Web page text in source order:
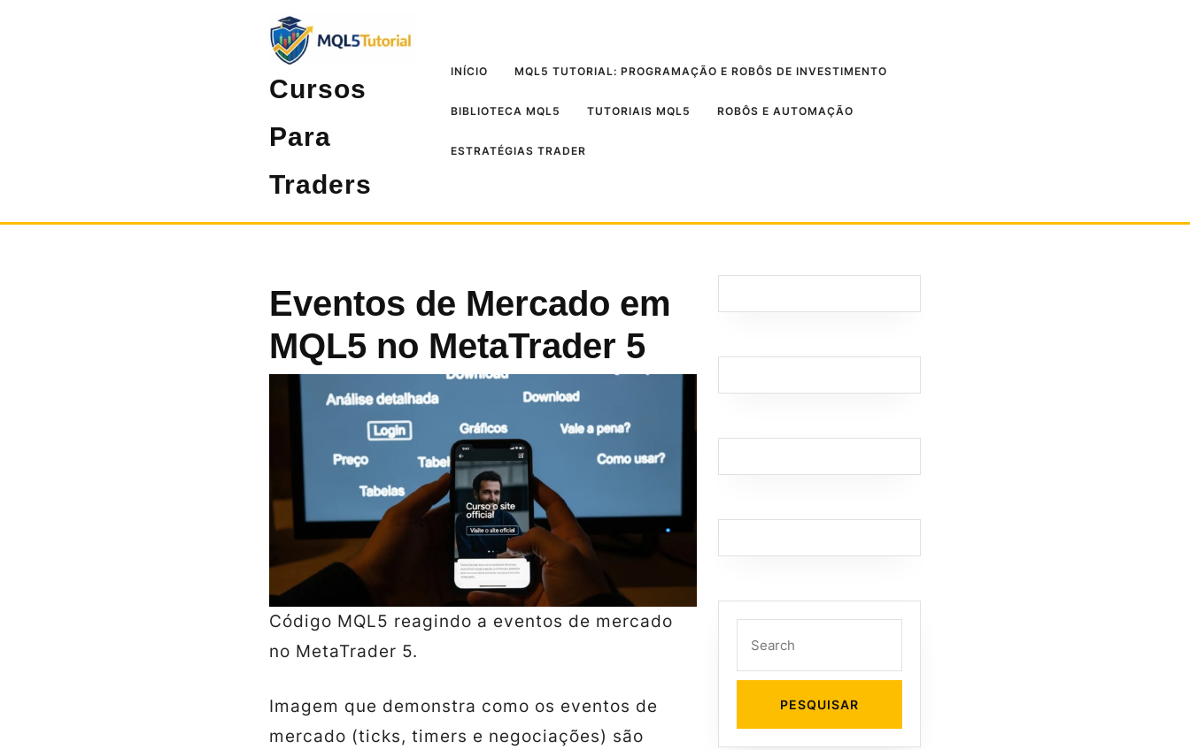
Cursos
Para
Traders
INÍCIO MQL5 TUTORIAL: PROGRAMAÇÃO E ROBÔS DE INVESTIMENTO
BIBLIOTECA MQL5 TUTORIAIS MQL5 ROBÔS E AUTOMAÇÃO
ESTRATÉGIAS TRADER
Eventos de Mercado em
MQL5 no MetaTrader 5
Código MQL5 reagindo a eventos de mercado
no MetaTrader 5.
Imagem que demonstra como os eventos de
mercado (ticks, timers e negociações) são